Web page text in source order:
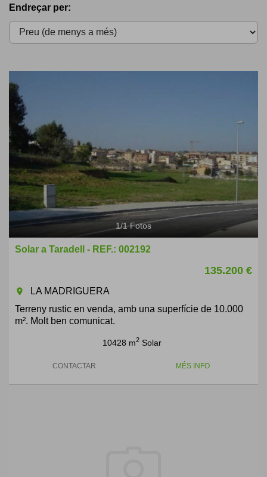
Endreçar per:
1/1Fotos
Solar a Taradell - REF.: 002192
135.200 €
room
LA MADRIGUERA
Terreny rustic en venda, amb una superfície de 10.000
m². Molt ben comunicat.
10428 m2 Solar
CONTACTAR MÉS INFO